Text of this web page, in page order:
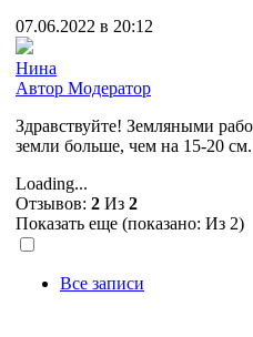
07.06.2022 в 20:12
Нина
Автор Модератор
Здравствуйте! Земляными
земли больше, чем на 15-20 см.
Loading...
Отзывов: 2 Из 2
Показать еще (показано: Из 2)
Все записи